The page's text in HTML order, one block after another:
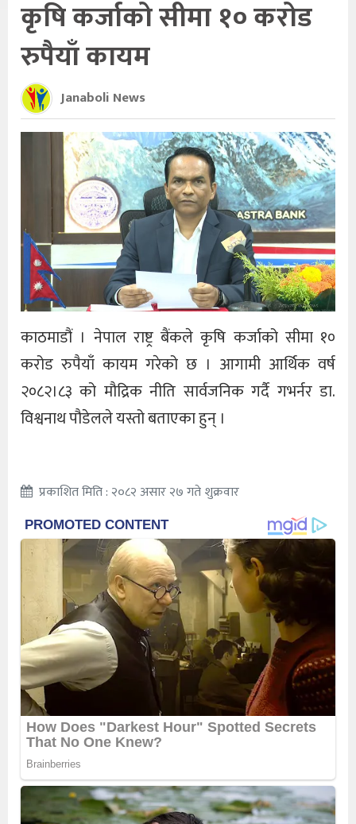
कृषि कर्जाको सीमा १० करोड
रुपैयाँ कायम
Janaboli News
काठमाडौं । नेपाल राष्ट्र बैंकले कृषि कर्जाको सीमा १०
करोड रुपैयाँ कायम गरेको छ । आगामी आर्थिक वर्ष
२०८२।८३ को मौद्रिक नीति सार्वजनिक गर्दै गभर्नर डा.
विश्वनाथ पौडेलले यस्तो बताएका हुन् ।
प्रकाशित मिति : २०८२ असार २७ गते शुक्रवार